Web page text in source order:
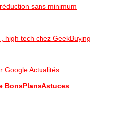
sans minimum
high tech chez GeekBuying
Google Actualités
BonsPlansAstuces